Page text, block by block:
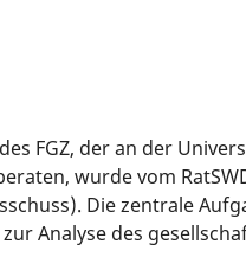
FGZ, der an der
wurde vom
Die zentrale
Analyse des